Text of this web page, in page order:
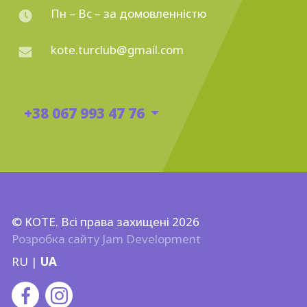
Пн – Вс – за домовленністю
kote.turclub@gmail.com
+38 067 993 47 76
© КОТЕ. Всі права захищені 2026
Розробка сайту Jam Development
RU | UA